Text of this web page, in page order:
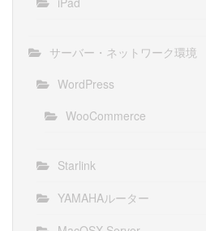
サーバー・ネットワーク環境
WordPress
WooCommerce
Starlink
YAMAHAルーター